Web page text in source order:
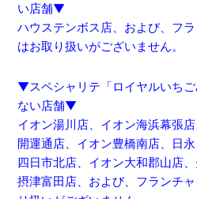
い店舗▼
ハウステンボス店、および、フ
はお取り扱いがございません。
▼スペシャリテ「ロイヤルいち
ない店舗▼
イオン湯川店、イオン海浜幕張
開運通店、イオン豊橋南店、日
四日市北店、イオン大和郡山店、
摂津富田店、および、フランチ